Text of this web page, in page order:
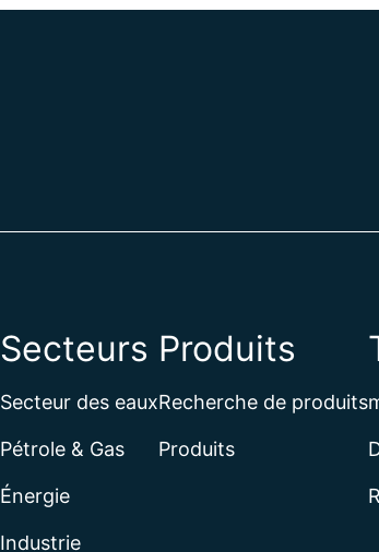
Secteurs
Secteur des eaux
Pétrole & Gas
Énergie
Industrie
Produits
Recherche de produits
Produits